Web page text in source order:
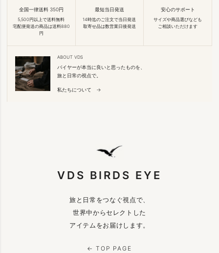
全国一律送料 350円
5,500円以上で送料無料
宅配便発送の商品は送料880
円
最短当日発送
14時迄のご注文で当日発送
取寄せ品は数営業日後発送
安心のサポート
サイズや商品選びなども
ご相談いただけます
ABOUT VDS
バイヤーが本当に良いと思ったものを、
旅と日常の視点で。
私たちについて →
VDS BIRDS EYE
旅と日常をつなぐ視点で、
世界中からセレクトした
アイテムをお届けします。
← TOP PAGE